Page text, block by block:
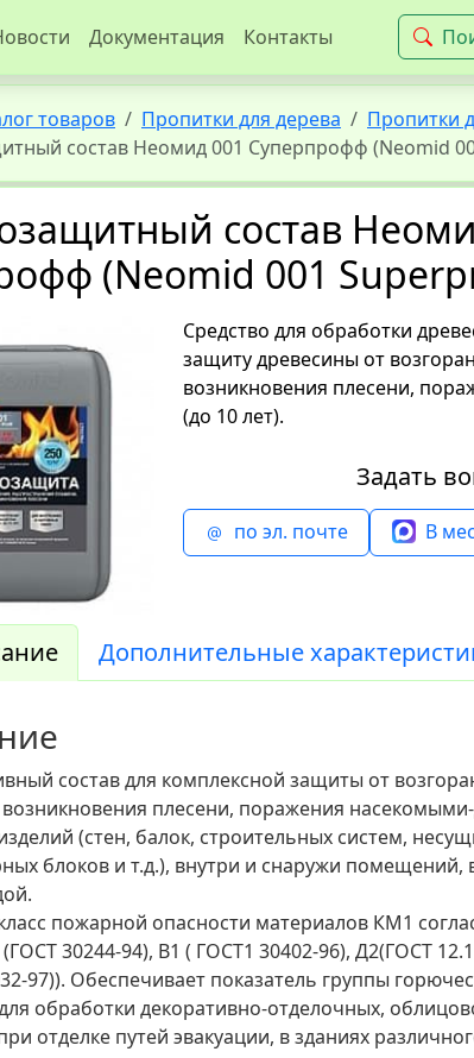
Документация Контакты
товаров Пропитки для дерева
Пропитки
состав Неомид 001 Суперпрофф (Neomid
состав
(Neomid 001
Средство для обработки
защиту древесины от
возникновения плесени,
(до 10 лет).
Задать
по эл. почте В
Дополнительные
состав для комплексной защиты от
возникновения плесени, поражения
(стен, балок, строительных систем,
блоков и т.д.), внутри и снаружи
пожарной опасности материалов КМ1
(ГОСТ 30244-94), В1 ( ГОСТ1 30402-96), Д2(ГОСТ
97)). Обеспечивает показатель группы
обработки декоративно-отделочных,
отделке путей эвакуации, в зданиях